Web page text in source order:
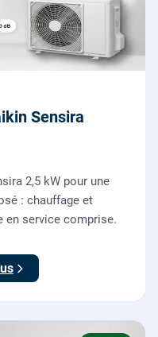
Sensira
2,5 kW pour une
: chauffage et
en service comprise.